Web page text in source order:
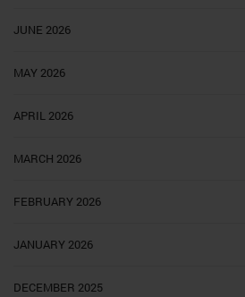
JUNE 2026
MAY 2026
APRIL 2026
MARCH 2026
FEBRUARY 2026
JANUARY 2026
DECEMBER 2025